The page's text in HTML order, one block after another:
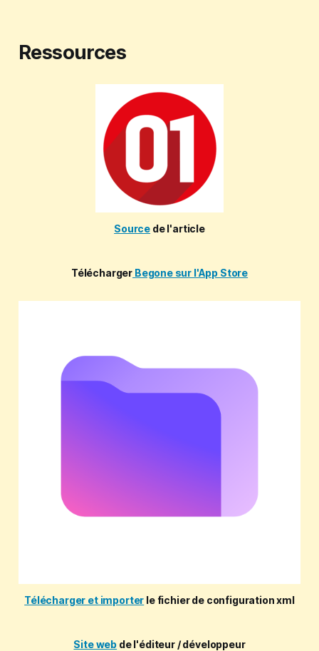
Ressources
Source de l'article
Télécharger Begone sur l'App Store
Télécharger et importer le fichier de configuration xml
Site web de l'éditeur / développeur